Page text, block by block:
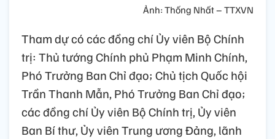
Ảnh: Thống Nhất – TTXVN
Tham dự có các đồng chí Ủy viên Bộ Chính
trị: Thủ tướng Chính phủ Phạm Minh Chính,
Phó Trưởng Ban Chỉ đạo; Chủ tịch Quốc hội
Trần Thanh Mẫn, Phó Trưởng Ban Chỉ đạo;
các đồng chí Ủy viên Bộ Chính trị, Ủy viên
Ban Bí thư, Ủy viên Trung ương Đảng, lãnh